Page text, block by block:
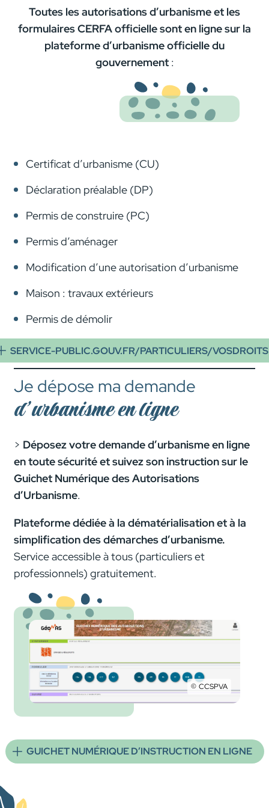
Toutes les autorisations d’urbanisme et les
formulaires CERFA officielle sont en ligne sur la
plateforme d’urbanisme officielle du
gouvernement:
Certificat d’urbanisme (CU)
Déclaration préalable (DP)
Permis de construire (PC)
Permis d’aménager
Modification d’une autorisation d’urbanisme
Maison : travaux extérieurs
Permis de démolir
SERVICE-PUBLIC.GOUV.FR/PARTICULIERS/VOSDROITS
Je dépose ma demande
d’urbanisme en ligne
> Déposez votre demande d’urbanisme en ligne
en toute sécurité et suivez son instructionsur le
Guichet Numérique des Autorisations
d’Urbanisme.
Plateforme dédiée à la dématérialisation et à la
simplification des démarches d’urbanisme.
Service accessible à tous (particuliers et
professionnels) gratuitement.
CCSPVA
GUICHET NUMÉRIQUE D’INSTRUCTION EN LIGNE
GéoMas, carte interactive
Plan Local d’Urbanisme des communes